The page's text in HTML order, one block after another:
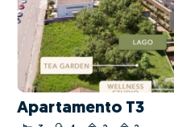
Apartamento T3